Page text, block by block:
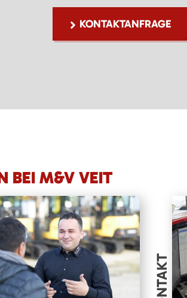
KONTAKTANFRAGE
BEI M&V VEIT
KONTAKT